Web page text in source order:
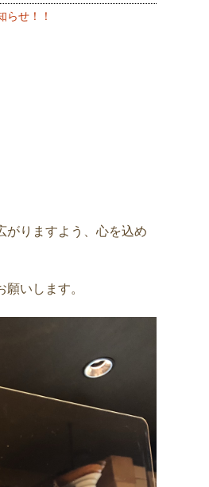
せ！！
がりますよう、心を込め
いします。